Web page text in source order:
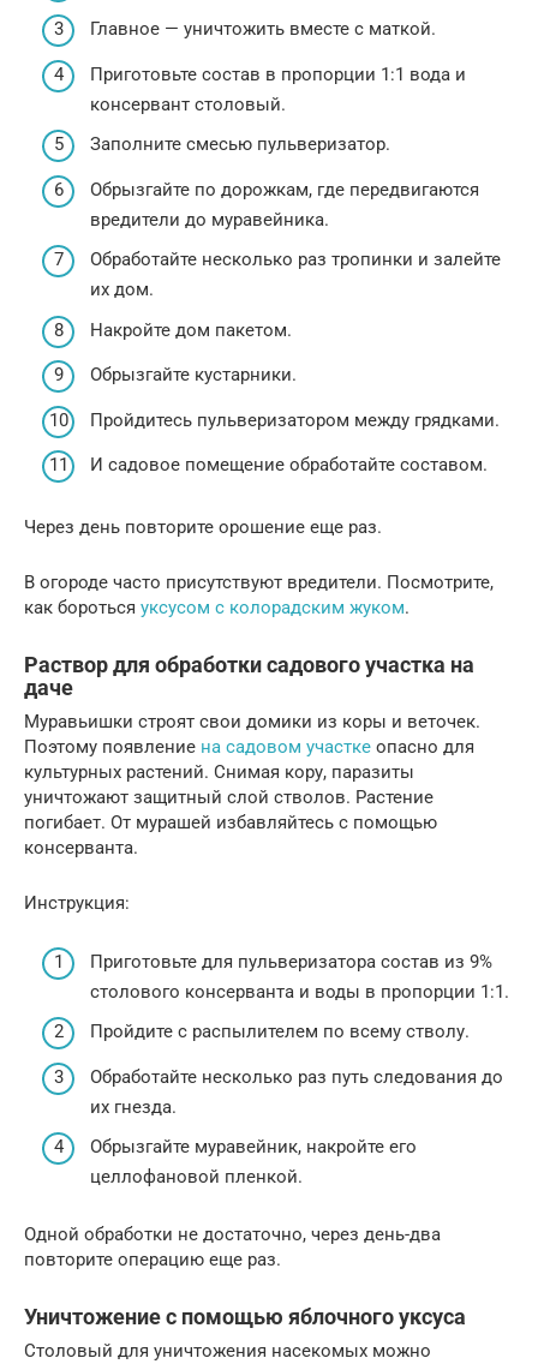
Главное — уничтожить вместе с маткой.
Приготовьте состав в пропорции 1:1 вода и
консервант столовый.
Заполните смесью пульверизатор.
Обрызгайте по дорожкам, где передвигаются
вредители до муравейника.
Обработайте несколько раз тропинки и залейте
их дом.
Накройте дом пакетом.
Обрызгайте кустарники.
Пройдитесь пульверизатором между грядками.
И садовое помещение обработайте составом.
Через день повторите орошение еще раз.
В огороде часто присутствуют вредители. Посмотрите,
как бороться уксусом с колорадским жуком.
Раствор для обработки садового участка на
даче
Муравьишки строят свои домики из коры и веточек.
Поэтому появление на садовом участке опасно для
культурных растений. Снимая кору, паразиты
уничтожают защитный слой стволов. Растение
погибает. От мурашей избавляйтесь с помощью
консерванта.
Инструкция:
Приготовьте для пульверизатора состав из 9%
столового консерванта и воды в пропорции 1:1.
Пройдите с распылителем по всему стволу.
Обработайте несколько раз путь следования до
их гнезда.
Обрызгайте муравейник, накройте его
целлофановой пленкой.
Одной обработки не достаточно, через день-два
повторите операцию еще раз.
Уничтожение с помощью яблочного уксуса
Столовый для уничтожения насекомых можно